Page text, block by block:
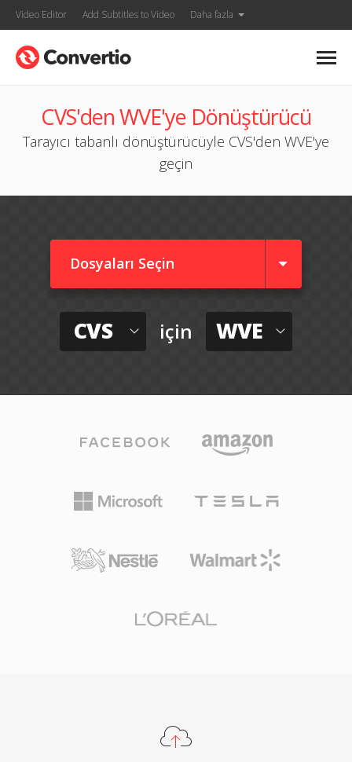
Video Editor Add Subtitles to Video Daha fazla
CVS'den WVE'ye Dönüştürücü
Tarayıcı tabanlı dönüştürücüyle CVS'den WVE'ye
geçin
Dosyaları Seçin
CVS için WVE